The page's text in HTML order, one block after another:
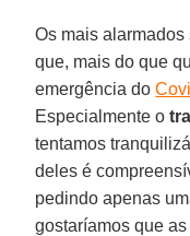
Os mais
que, mais do que
emergência do
Especialmente o
tentamos
deles é
pedindo apenas
gostaríamos que